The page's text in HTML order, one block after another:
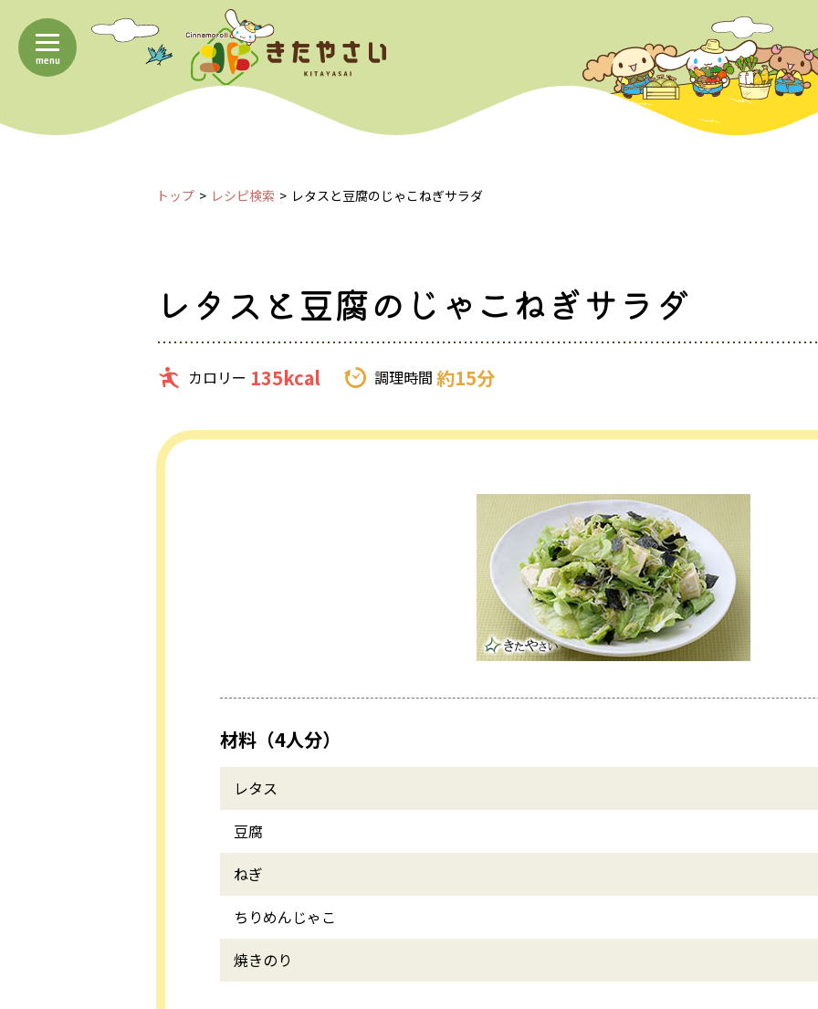
menu
トップ レシピ検索 レタスと豆腐のじゃこねぎサラダ
レタスと豆腐のじゃこねぎサラダ
カロリー 135kcal 調理時間 約15分
材料（4人分）
レタス
豆腐
ねぎ
ちりめんじゃこ
焼きのり